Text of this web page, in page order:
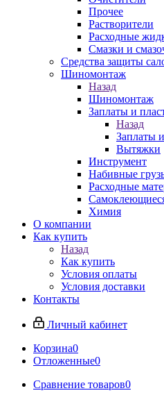
Прочее
Растворители
Расходные
Смазки и
Средства защиты
Шиномонтаж
Назад
Шиномонтаж
Заплаты и
Назад
Заплаты
Вытяжки
Инструмент
Набивные
Расходные
Химия
О компании
Как купить
Назад
Как купить
Условия оплаты
Условия доставки
Контакты
Личный кабинет
Корзина0
Отложенные0
Сравнение товаров0